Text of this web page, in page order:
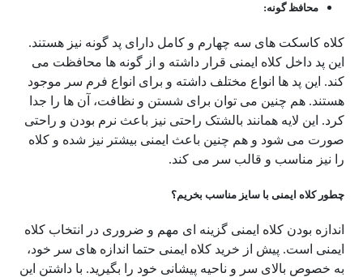
محافظ گونه:
کلاه کاسکت های سه چهارم و کامل دارای پد گونه نیز هستند.
این پد داخل کلاه ایمنی قرار داشته و از گونه ها محافظت می
کند. این پد ها انواع مختلف داشته و برای انواع فرم سر موجود
هستند. هم چنین می توان برای شستن و نظافت، آن ها را جدا
کرد. این لایه همانند بالشتک راحتی نیز باعث نرم بودن و راحتی
صورت می شود و هم چنین باعث ایمنی بیشتر نیز شده و کلاه
را نیز مناسب و قالب سر می کند.
چطور کلاه ایمنی با سایز مناسب بخریم؟
اندازه بودن کلاه ایمنی گزینه ای مهم و ضروری در انتخاب کلاه
ایمنی است. پیش از خرید کلاه ایمنی حتما اندازه های سر خود،
به خصوص بالای سر و ناحیه پیشانی خود را بگیرید. با داشتن این